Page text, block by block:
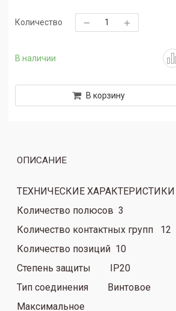
В наличии
Количество
В корзину
ОПИСАНИЕ
ТЕХНИЧЕСКИЕ ХАРАКТЕРИСТИКИ
Количество полюсов 3
Количество контактных групп 12
Количество позиций 10
Степень защиты IP20
Тип соединения Винтовое
Максимальное